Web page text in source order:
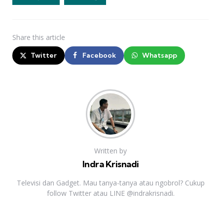
Share this article
Twitter Facebook Whatsapp
Written by
Indra Krisnadi
Televisi dan Gadget. Mau tanya-tanya atau ngobrol? Cukup
follow Twitter atau LINE @indrakrisnadi.